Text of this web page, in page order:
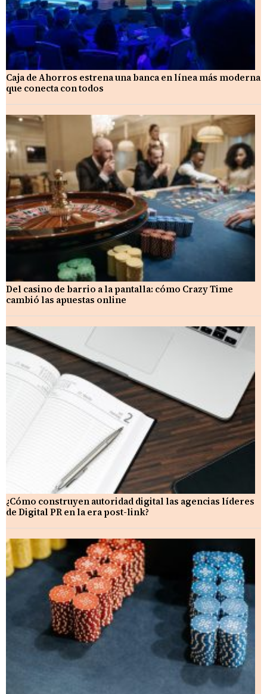
Caja de Ahorros estrena una banca en línea más moderna
que conecta con todos
Del casino de barrio a la pantalla: cómo Crazy Time
cambió las apuestas online
¿Cómo construyen autoridad digital las agencias líderes
de Digital PR en la era post-link?